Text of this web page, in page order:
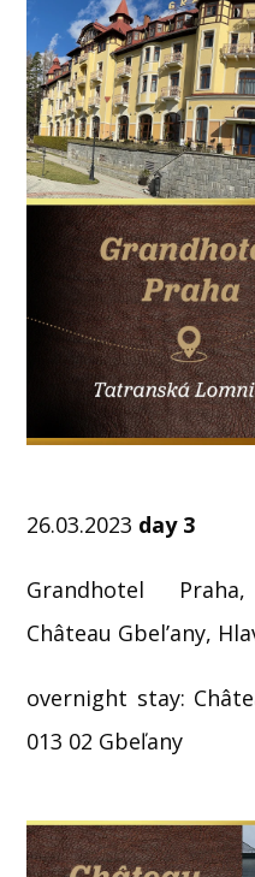
26.03.2023 day 3
Grandhotel
Château Gbel’any,
overnight stay:
013 02 Gbeľany